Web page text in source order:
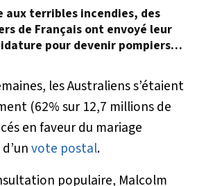
aux terribles incendies, des
de Français ont envoyé leur
pour devenir pompiers
les Australiens s’étaient
(62% sur 12,7 millions de
en faveur du mariage
vote postal.
populaire, Malcolm